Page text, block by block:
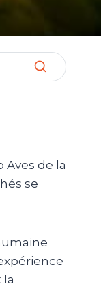
Aves de la
se
la